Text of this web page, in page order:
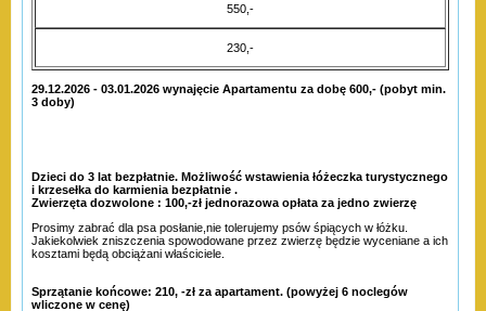
550,-
230,-
29.12.2026 - 03.01.2026 wynajęcie Apartamentu za dobę 600,- (pobyt min.
3 doby)
Dzieci do 3 lat bezpłatnie. Możliwość wstawienia łóżeczka turystycznego
i krzesełka do karmienia bezpłatnie .
Zwierzęta dozwolone : 100,-zł jednorazowa opłata za jedno zwierzę
Prosimy zabrać dla psa posłanie,nie tolerujemy psów śpiących w łóżku.
Jakiekolwiek zniszczenia spowodowane przez zwierzę będzie wyceniane a ich
kosztami będą obciążani właściciele.
Sprzątanie końcowe: 210, -zł za apartament. (powyżej 6 noclegów
wliczone w cenę)